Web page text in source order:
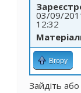
03/09/
12:32
Вгору
Зайдіть або